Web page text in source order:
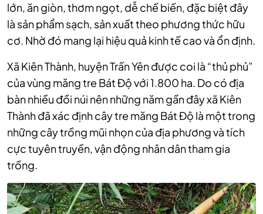
lớn, ăn giòn, thơm ngọt, dễ chế biến, đặc biệt đây
là sản phẩm sạch, sản xuất theo phương thức hữu
cơ. Nhờ đó mang lại hiệu quả kinh tế cao và ổn định.
Xã Kiên Thành, huyện Trấn Yên được coi là “thủ phủ”
của vùng măng tre Bát Độ với 1.800 ha. Do có địa
bàn nhiều đồi núi nên những năm gần đây xã Kiên
Thành đã xác định cây tre măng Bát Độ là một trong
những cây trồng mũi nhọn của địa phương và tích
cực tuyên truyền, vận động nhân dân tham gia
trồng.